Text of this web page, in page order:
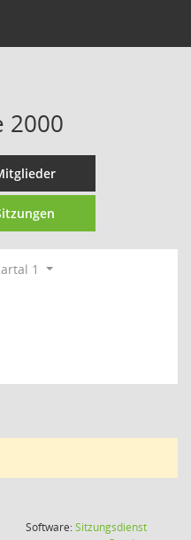
2000
1
Software:Sitzungsdienst